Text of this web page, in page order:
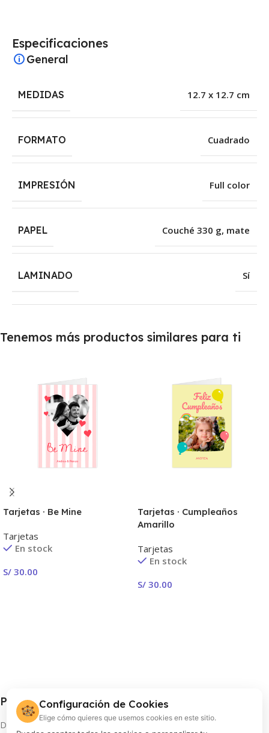
Especificaciones
General
MEDIDAS 12.7 x 12.7 cm
FORMATO Cuadrado
IMPRESIÓN Full color
PAPEL Couché 330 g, mate
LAMINADO Sí
Tenemos más productos similares para ti
Tarjetas · Be Mine
Tarjetas
En stock
S/ 30.00
Tarjetas · Cumpleaños
Amarillo
Tarjetas
En stock
S/ 30.00
Procolor S.A.
Distribuidor oficial de FUJIFILM en Perú
🍪 Configuración de Cookies
Elige cómo quieres que usemos cookies en este sitio.